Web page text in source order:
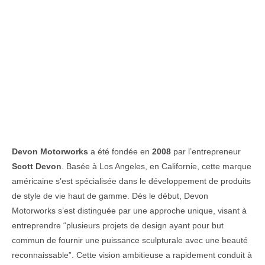
Devon Motorworks a été fondée en 2008 par l’entrepreneur
Scott Devon. Basée à Los Angeles, en Californie, cette marque
américaine s’est spécialisée dans le développement de produits
de style de vie haut de gamme. Dès le début, Devon
Motorworks s’est distinguée par une approche unique, visant à
entreprendre “plusieurs projets de design ayant pour but
commun de fournir une puissance sculpturale avec une beauté
reconnaissable”. Cette vision ambitieuse a rapidement conduit à